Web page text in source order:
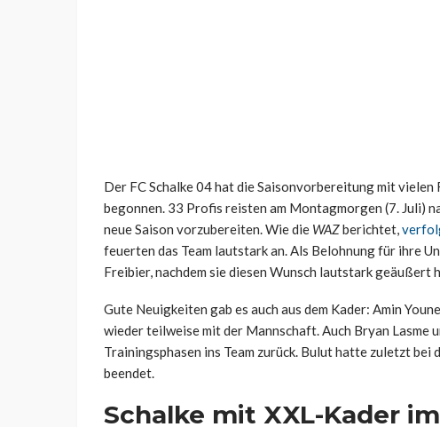
Der FC Schalke 04 hat die Saisonvorbereitung mit
begonnen. 33 Profis reisten am Montagmorgen (7. Juli)
neue Saison vorzubereiten. Wie die WAZberichtet,
feuerten das Team lautstark an. Als Belohnung für ihre
Freibier, nachdem sie diesen Wunsch lautstark geäußert
Gute Neuigkeiten gab es auch aus dem Kader: Amin
wieder teilweise mit der Mannschaft. Auch Bryan Lasme
Trainingsphasen ins Team zurück. Bulut hatte zuletzt bei
beendet.
Schalke mit XXL-Kader